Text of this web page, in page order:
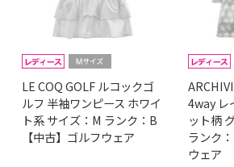
LE COQ GOLF ルコックゴ
ルフ 半袖ワンピース ホワイ
ト系 サイズ：M ランク：B
【中古】ゴルフウェア
4way レ
ット柄
ランク
ウェア